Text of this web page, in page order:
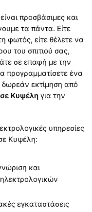
προσβάσιμες και
τα πάντα. Είτε
φωτός, είτε θέλετε να
του σπιτιού σας,
σε επαφή με την
προγραμματίσετε ένα
δωρεάν εκτίμηση από
Κυψέλη για την
υπηρεσίες
Κυψέλη:
και
εγκαταστάσεις